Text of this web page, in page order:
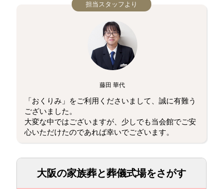
担当スタッフより
藤田 華代
「おくりみ」をご利用くださいまして、誠に有難う
ございました。
大変な中ではございますが、少しでも当会館でご安
心いただけたのであれば幸いでございます。
大阪の家族葬と葬儀式場をさがす